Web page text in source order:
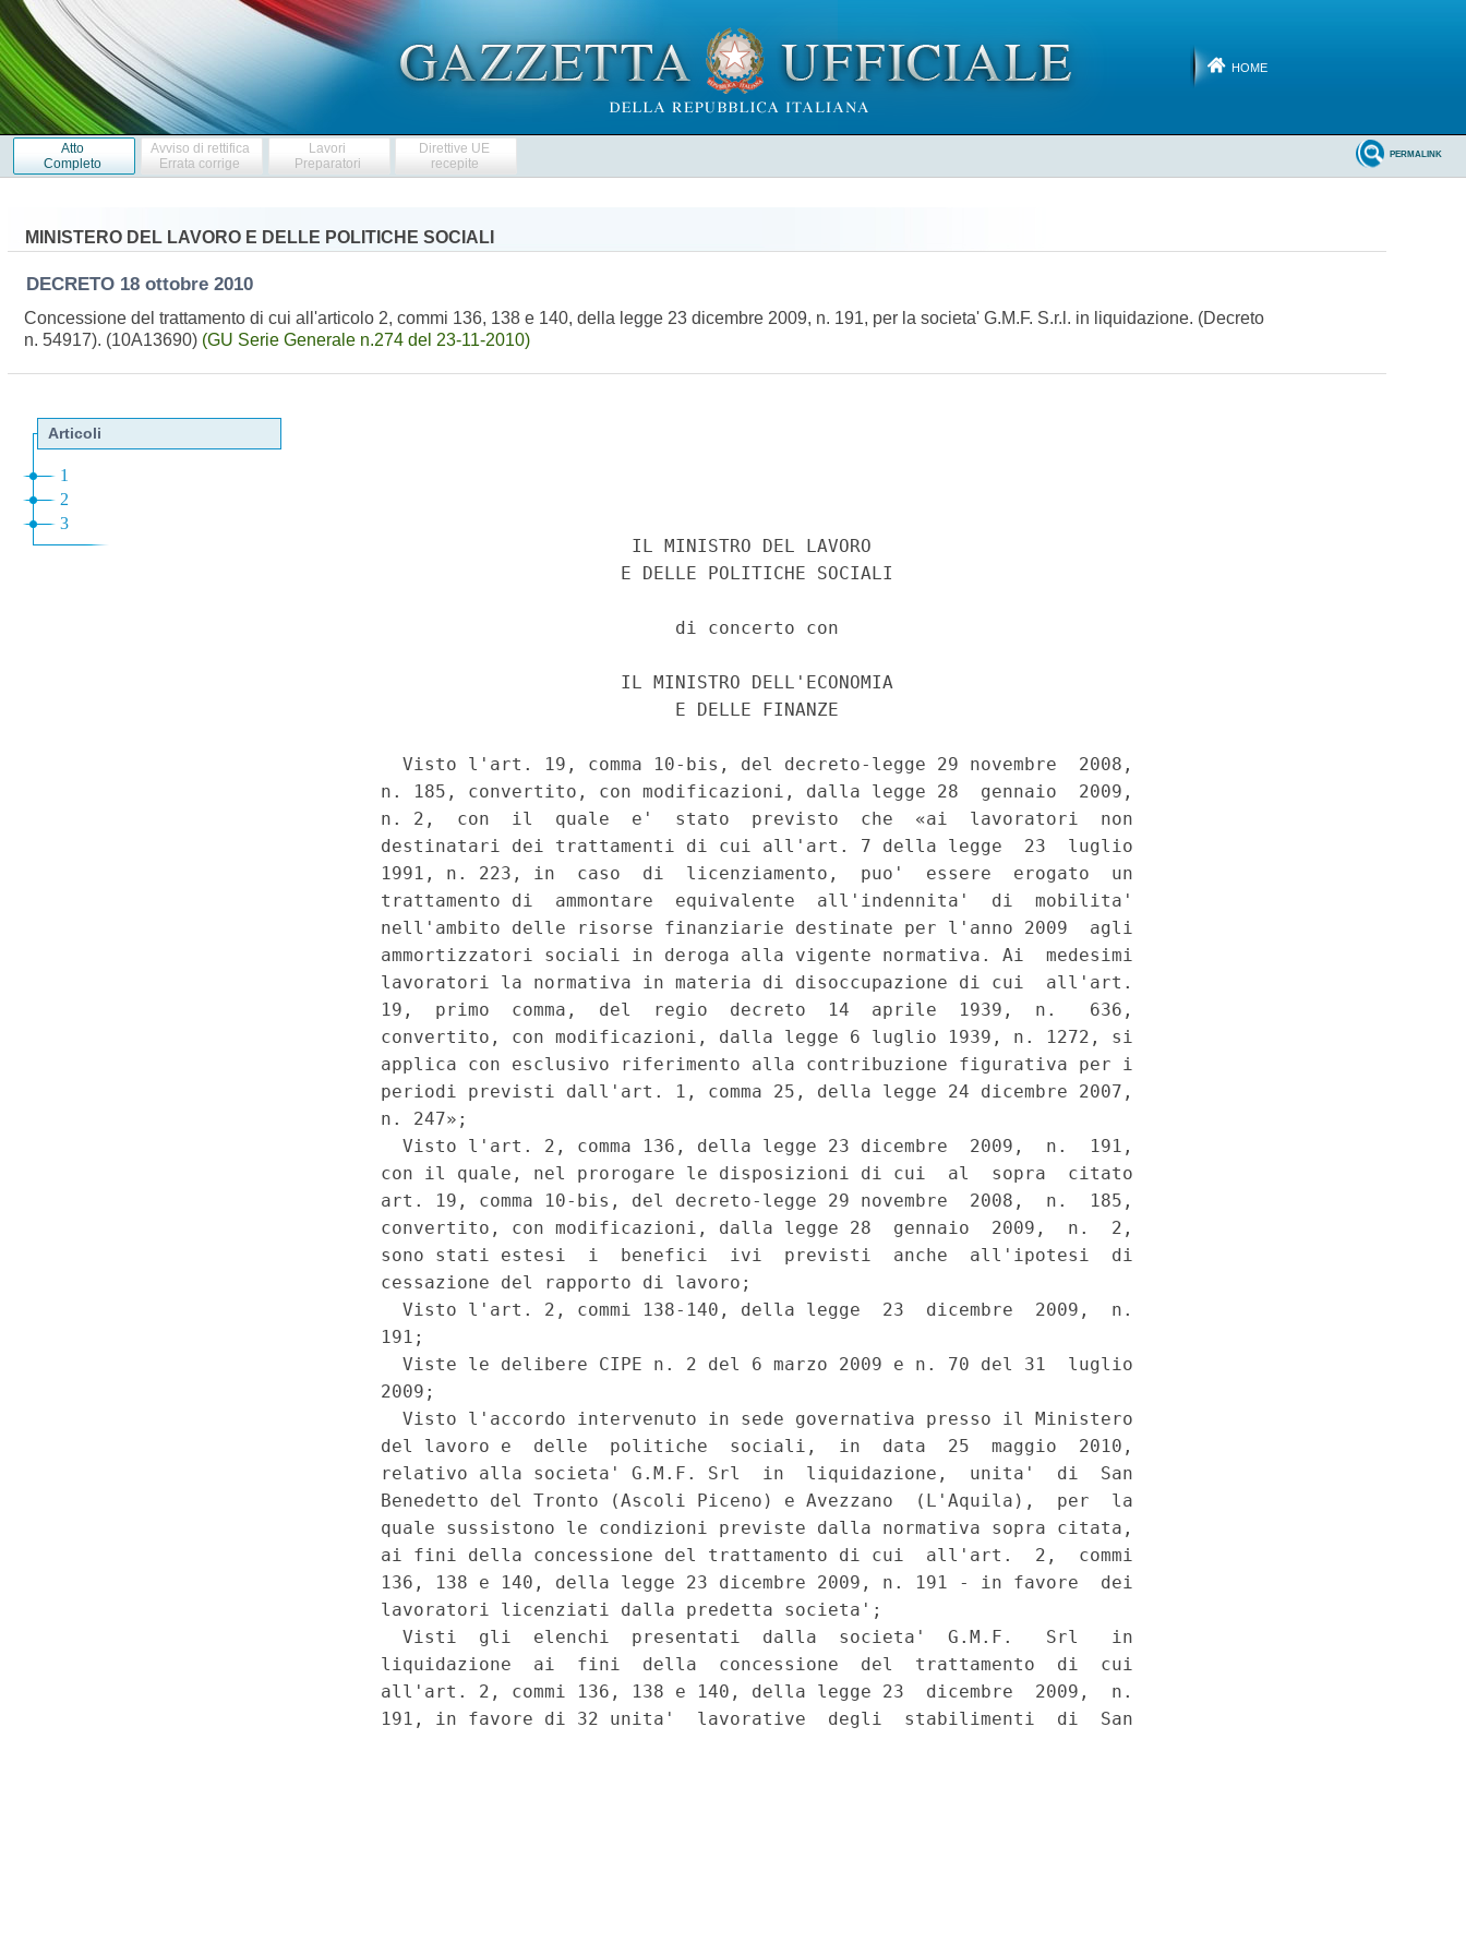
HOME
Atto
Completo
Avviso di rettifica
Errata corrige
Lavori
Preparatori
Direttive UE
recepite
PERMALINK
MINISTERO DEL LAVORO E DELLE POLITICHE SOCIALI
DECRETO 18 ottobre 2010
Concessione del trattamento di cui all'articolo 2, commi 136, 138 e 140, della legge 23 dicembre 2009, n. 191, per la societa' G.M.F. S.r.l. in liquidazione. (Decreto
n. 54917). (10A13690) (GU Serie Generale n.274 del 23-11-2010)